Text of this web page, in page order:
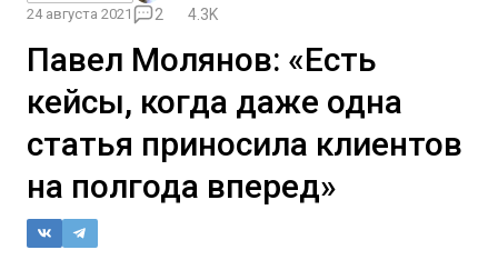
24 августа 2021 2 4.3K
Павел Молянов: «Есть
кейсы, когда даже одна
статья приносила клиентов
на полгода вперед»